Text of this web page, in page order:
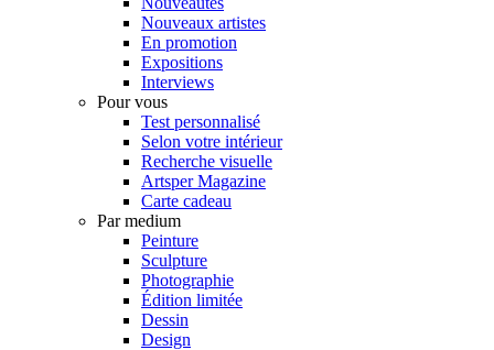
Nouveaux artistes
En promotion
Expositions
Interviews
Pour vous
Test personnalisé
Selon votre intérieur
Recherche visuelle
Artsper Magazine
Carte cadeau
Par medium
Peinture
Sculpture
Photographie
Édition limitée
Dessin
Design